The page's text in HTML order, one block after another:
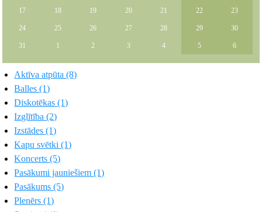
17 18 19 20 21 22 23
24 25 26 27 28 29 30
31 1 2 3 4 5 6
Aktīva atpūta (8)
Balles (1)
Diskotēkas (1)
Izglītība (2)
Izstādes (1)
Kapu svētki (1)
Koncerts (5)
Pasākumi jauniešiem (1)
Pasākums (5)
Plenērs (1)